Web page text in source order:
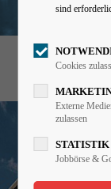
Anmelden
Register
sind
Cookies
Externe
zulassen
STATISTIK
Jobbörse &